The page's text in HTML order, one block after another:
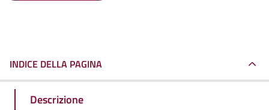
INDICE DELLA PAGINA
Descrizione